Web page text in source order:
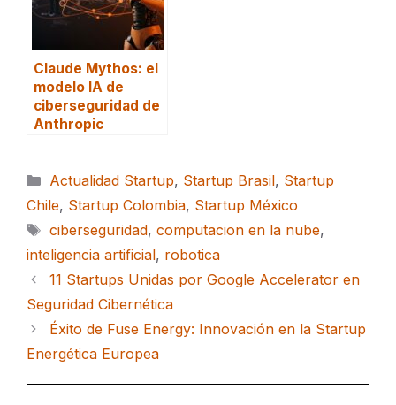
Claude Mythos: el
modelo IA de
ciberseguridad de
Anthropic
Categorías
Actualidad Startup, Startup Brasil, Startup
Chile, Startup Colombia, Startup México
Etiquetas
ciberseguridad, computacion en la nube,
inteligencia artificial, robotica
11 Startups Unidas por Google Accelerator en
Seguridad Cibernética
Éxito de Fuse Energy: Innovación en la Startup
Energética Europea